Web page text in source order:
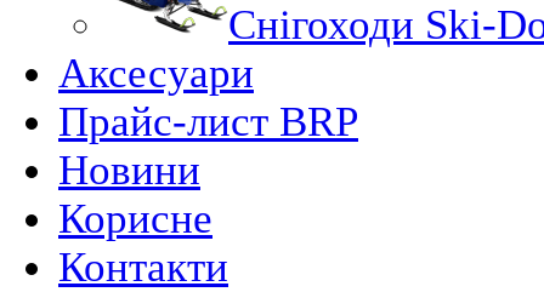
Снігоходи Ski-
Аксесуари
Прайс-лист BRP
Новини
Корисне
Контакти